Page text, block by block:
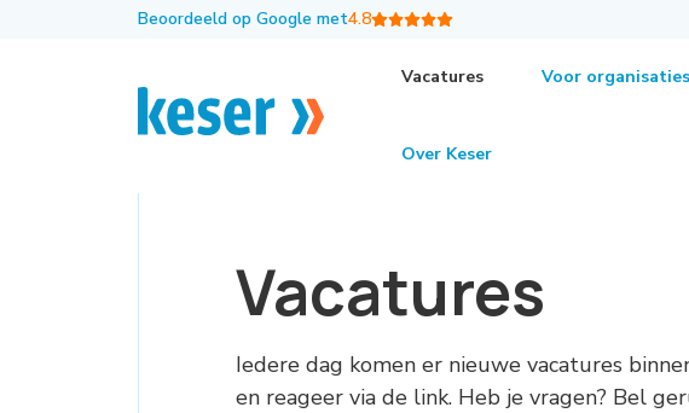
Beoordeeld op Google met4.8
Vacatures Voor organisaties
Over Keser
Vacatures
Iedere dag komen er nieuwe vacatures
en reageer via de link. Heb je vragen? Bel